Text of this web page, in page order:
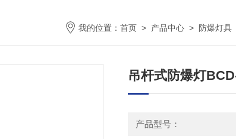
我的位置： 首页 > 产品中心 > 防爆灯具
吊杆式防爆灯
产品型号：